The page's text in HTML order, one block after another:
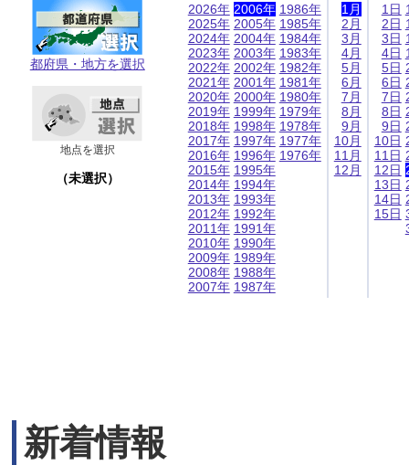
都府県・地方を選択
地点を選択
（未選択）
2026年
2025年
2024年
2023年
2022年
2021年
2020年
2019年
2018年
2017年
2016年
2015年
2014年
2013年
2012年
2011年
2010年
2009年
2008年
2007年
2006年
2005年
2004年
2003年
2002年
2001年
2000年
1999年
1998年
1997年
1996年
1995年
1994年
1993年
1992年
1991年
1990年
1989年
1988年
1987年
1986年
1985年
1984年
1983年
1982年
1981年
1980年
1979年
1978年
1977年
1976年
1月
2月
3月
4月
5月
6月
7月
8月
9月
10月
11月
12月
1日
2日
3日
4日
5日
6日
7日
8日
9日
10日
11日
12日
13日
14日
15日
新着情報